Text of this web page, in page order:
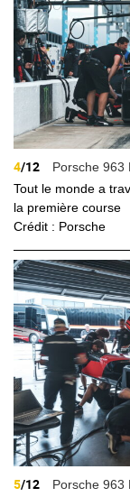
4/12
Porsche 963
Tout le monde a
la première course
Crédit : Porsche
5/12
Porsche 963